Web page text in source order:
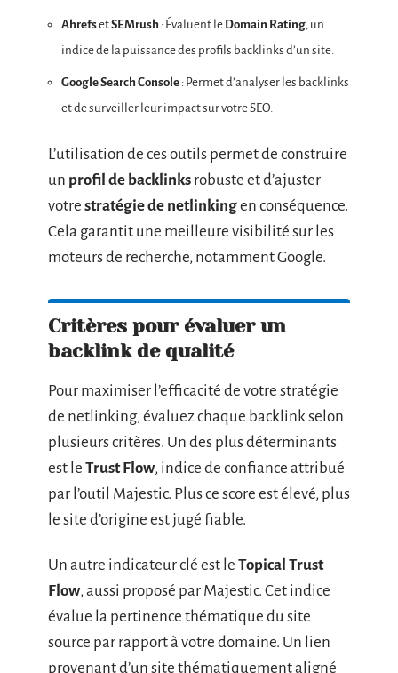
AhrefsetSEMrush : Évaluent le Domain Rating, un
indice de la puissance des profils backlinks d’un site.
Google Search Console : Permet d’analyser les backlinks
et de surveiller leur impact sur votre SEO.
L’utilisation de ces outils permet de construire
un profil de backlinks robuste et d’ajuster
votre stratégie de netlinkingen conséquence.
Cela garantit une meilleure visibilité sur les
moteurs de recherche, notamment Google.
Critères pour évaluer un
backlink de qualité
Pour maximiser l’efficacité de votre stratégie
de netlinking, évaluez chaque backlink selon
plusieurs critères. Un des plus déterminants
est le Trust Flow, indice de confiance attribué
par l’outil Majestic. Plus ce score est élevé, plus
le site d’origine est jugé fiable.
Un autre indicateur clé est le Topical Trust
Flow, aussi proposé par Majestic. Cet indice
évalue la pertinence thématique du site
source par rapport à votre domaine. Un lien
provenant d’un site thématiquement aligné